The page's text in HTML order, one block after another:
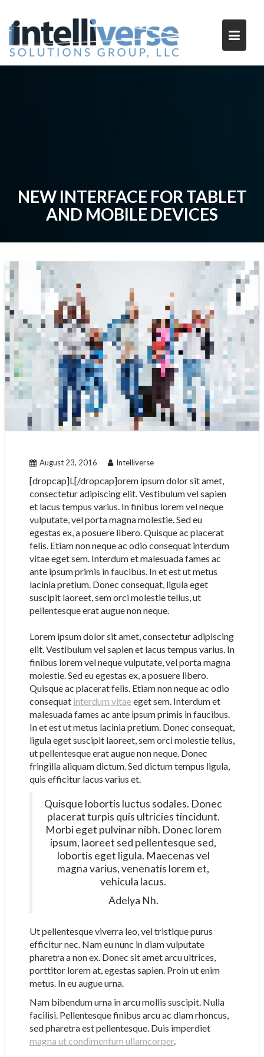
content
NEW INTERFACE FOR TABLET
AND MOBILE DEVICES
August 23, 2016 Intelliverse
[dropcap]L[/dropcap]orem ipsum dolor sit amet,
consectetur adipiscing elit. Vestibulum vel sapien
et lacus tempus varius. In finibus lorem vel neque
vulputate, vel porta magna molestie. Sed eu
egestas ex, a posuere libero. Quisque ac placerat
felis. Etiam non neque ac odio consequat interdum
vitae eget sem. Interdum et malesuada fames ac
ante ipsum primis in faucibus. In et est ut metus
lacinia pretium. Donec consequat, ligula eget
suscipit laoreet, sem orci molestie tellus, ut
pellentesque erat augue non neque.
Lorem ipsum dolor sit amet, consectetur adipiscing
elit. Vestibulum vel sapien et lacus tempus varius. In
finibus lorem vel neque vulputate, vel porta magna
molestie. Sed eu egestas ex, a posuere libero.
Quisque ac placerat felis. Etiam non neque ac odio
consequat interdum vitaeeget sem. Interdum et
malesuada fames ac ante ipsum primis in faucibus.
In et est ut metus lacinia pretium. Donec consequat,
ligula eget suscipit laoreet, sem orci molestie tellus,
ut pellentesque erat augue non neque. Donec
fringilla aliquam dictum. Sed dictum tempus ligula,
quis efficitur lacus varius et.
Quisque lobortis luctus sodales. Donec
placerat turpis quis ultricies tincidunt.
Morbi eget pulvinar nibh. Donec lorem
ipsum, laoreet sed pellentesque sed,
lobortis eget ligula. Maecenas vel
magna varius, venenatis lorem et,
vehicula lacus.
Adelya Nh.
Ut pellentesque viverra leo, vel tristique purus
efficitur nec. Nam eu nunc in diam vulputate
pharetra a non ex. Donec sit amet arcu ultrices,
porttitor lorem at, egestas sapien. Proin ut enim
metus. In eu augue urna.
Nam bibendum urna in arcu mollis suscipit. Nulla
facilisi. Pellentesque finibus arcu ac diam rhoncus,
sed pharetra est pellentesque. Duis imperdiet
magna ut condimentum ullamcorper.